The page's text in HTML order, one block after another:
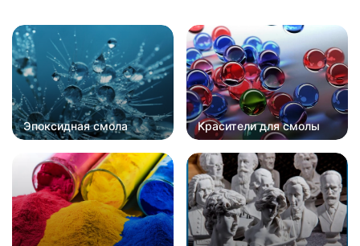
Эпоксидная смола Красители для смолы